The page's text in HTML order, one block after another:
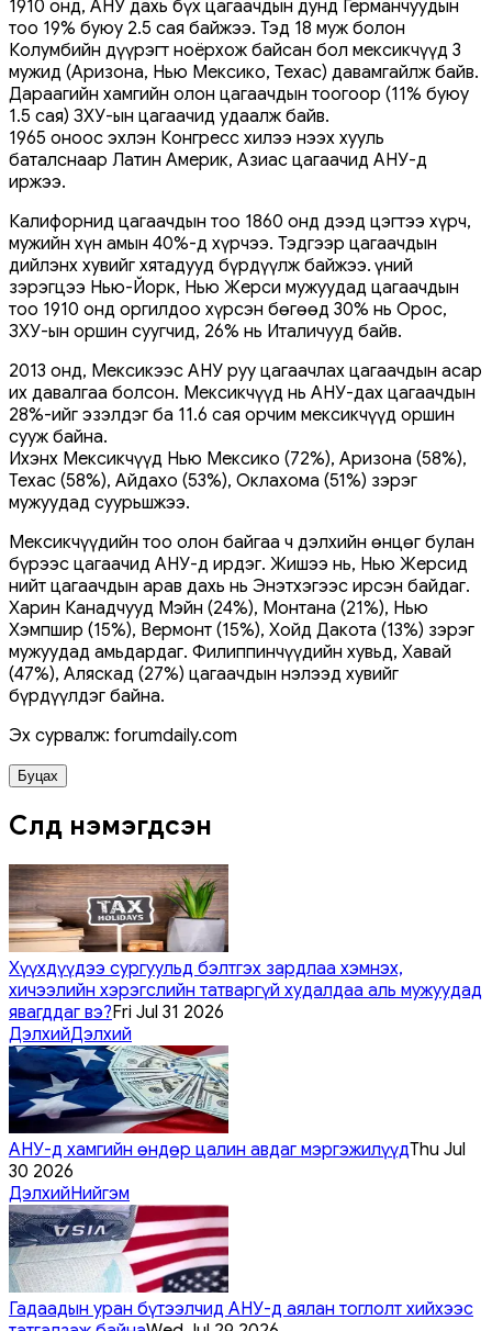
1910 онд, АНУ дахь бүх цагаачдын дунд Германчуудын
тоо 19% буюу 2.5 сая байжээ. Тэд 18 муж болон
Колумбийн дүүрэгт ноёрхож байсан бол мексикчүүд 3
мужид (Аризона, Нью Мексико, Техас) давамгайлж байв.
Дараагийн хамгийн олон цагаачдын тоогоор (11% буюу
1.5 сая) ЗХУ-ын цагаачид удаалж байв.
1965 оноос эхлэн Конгресс хилээ нээх хууль
баталснаар Латин Америк, Азиас цагаачид АНУ-д
иржээ.
Калифорнид цагаачдын тоо 1860 онд дээд цэгтээ хүрч,
мужийн хүн амын 40%-д хүрчээ. Тэдгээр цагаачдын
дийлэнх хувийг хятадууд бүрдүүлж байжээ. Үүний
зэрэгцээ Нью-Йорк, Нью Жерси мужуудад цагаачдын
тоо 1910 онд оргилдоо хүрсэн бөгөөд 30% нь Орос,
ЗХУ-ын оршин суугчид, 26% нь Италичууд байв.
2013 онд, Мексикээс АНУ руу цагаачлах цагаачдын асар
их давалгаа болсон. Мексикчүүд нь АНУ-дах цагаачдын
28%-ийг эзэлдэг ба 11.6 сая орчим мексикчүүд оршин
сууж байна.
Ихэнх Мексикчүүд Нью Мексико (72%), Аризона (58%),
Техас (58%), Айдахо (53%), Оклахома (51%) зэрэг
мужуудад суурьшжээ.
Мексикчүүдийн тоо олон байгаа ч дэлхийн өнцөг булан
бүрээс цагаачид АНУ-д ирдэг. Жишээ нь, Нью Жерсид
нийт цагаачдын арав дахь нь Энэтхэгээс ирсэн байдаг.
Харин Канадчууд Мэйн (24%), Монтана (21%), Нью
Хэмпшир (15%), Вермонт (15%), Хойд Дакота (13%) зэрэг
мужуудад амьдардаг. Филиппинчүүдийн хувьд, Хавай
(47%), Аляскад (27%) цагаачдын нэлээд хувийг
бүрдүүлдэг байна.
Эх сурвалж: forumdaily.com
Буцах
Сүүлд нэмэгдсэн
Хүүхдүүдээ сургуульд бэлтгэх зардлаа хэмнэх,
хичээлийн хэрэгслийн татваргүй худалдаа аль мужуудад
явагддаг вэ?Fri Jul 31 2026
ДэлхийДэлхий
АНУ-д хамгийн өндөр цалин авдаг мэргэжилүүдThu Jul
30 2026
ДэлхийНийгэм
Гадаадын уран бүтээлчид АНУ-д аялан тоглолт хийхээс